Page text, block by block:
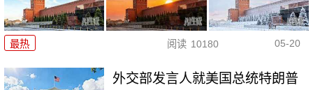
最热 阅读 10180 05-20
外交部发言人就美国总统特朗普